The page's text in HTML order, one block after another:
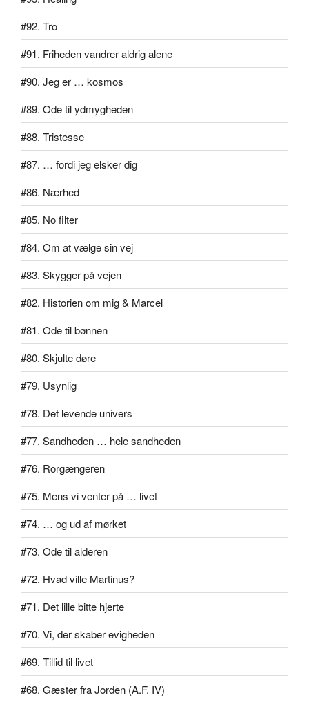
#92. Tro
#91. Friheden vandrer aldrig alene
#90. Jeg er … kosmos
#89. Ode til ydmygheden
#88. Tristesse
#87. … fordi jeg elsker dig
#86. Nærhed
#85. No filter
#84. Om at vælge sin vej
#83. Skygger på vejen
#82. Historien om mig & Marcel
#81. Ode til bønnen
#80. Skjulte døre
#79. Usynlig
#78. Det levende univers
#77. Sandheden … hele sandheden
#76. Rorgængeren
#75. Mens vi venter på … livet
#74. … og ud af mørket
#73. Ode til alderen
#72. Hvad ville Martinus?
#71. Det lille bitte hjerte
#70. Vi, der skaber evigheden
#69. Tillid til livet
#68. Gæster fra Jorden (A.F. IV)